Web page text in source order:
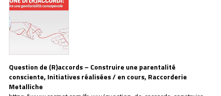
Question de (R)accords – Construire une parentalité
consciente, Initiatives réalisées / en cours, Raccorderie
Metalliche